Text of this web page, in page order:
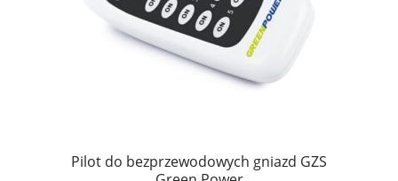
Pilot do bezprzewodowych gniazd GZS